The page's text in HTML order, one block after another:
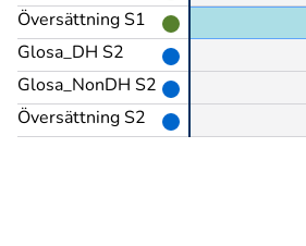
Översättning S1
Glosa_DH S2
Glosa_NonDH S2
Översättning S2